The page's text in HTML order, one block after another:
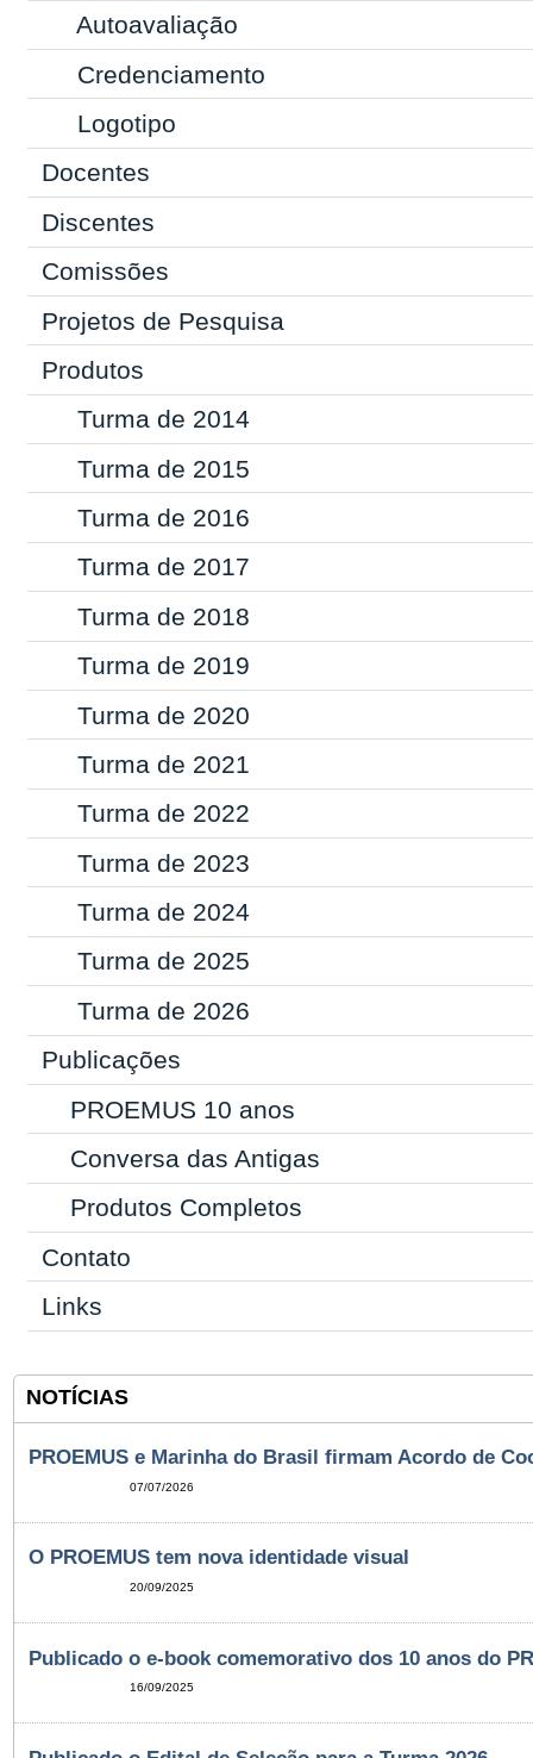
Autoavaliação
Credenciamento
Logotipo
Docentes
Discentes
Comissões
Projetos de Pesquisa
Produtos
Turma de 2014
Turma de 2015
Turma de 2016
Turma de 2017
Turma de 2018
Turma de 2019
Turma de 2020
Turma de 2021
Turma de 2022
Turma de 2023
Turma de 2024
Turma de 2025
Turma de 2026
Publicações
PROEMUS 10 anos
Conversa das Antigas
Produtos Completos
Contato
Links
NOTÍCIAS
PROEMUS e Marinha do Brasil firmam Acordo de
07/07/2026
O PROEMUS tem nova identidade visual
20/09/2025
Publicado o e-book comemorativo dos 10 anos do
16/09/2025